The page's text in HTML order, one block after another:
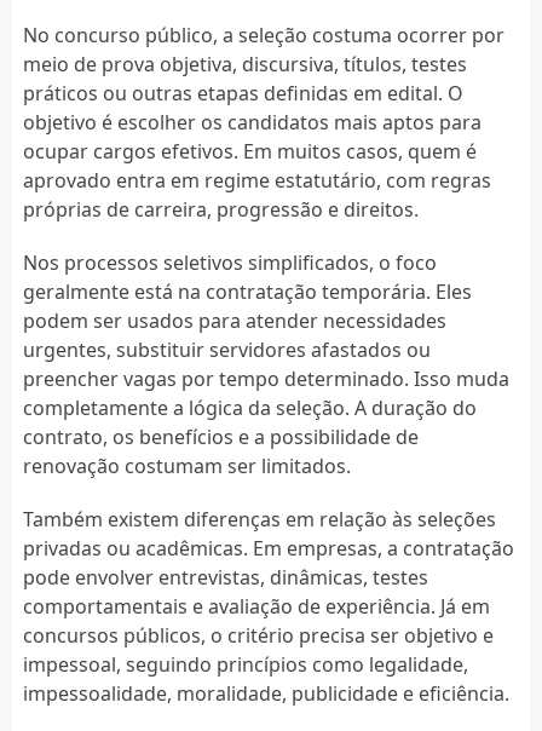
No concurso público, a seleção costuma ocorrer por
meio de prova objetiva, discursiva, títulos, testes
práticos ou outras etapas definidas em edital. O
objetivo é escolher os candidatos mais aptos para
ocupar cargos efetivos. Em muitos casos, quem é
aprovado entra em regime estatutário, com regras
próprias de carreira, progressão e direitos.
Nos processos seletivos simplificados, o foco
geralmente está na contratação temporária. Eles
podem ser usados para atender necessidades
urgentes, substituir servidores afastados ou
preencher vagas por tempo determinado. Isso muda
completamente a lógica da seleção. A duração do
contrato, os benefícios e a possibilidade de
renovação costumam ser limitados.
Também existem diferenças em relação às seleções
privadas ou acadêmicas. Em empresas, a contratação
pode envolver entrevistas, dinâmicas, testes
comportamentais e avaliação de experiência. Já em
concursos públicos, o critério precisa ser objetivo e
impessoal, seguindo princípios como legalidade,
impessoalidade, moralidade, publicidade e eficiência.